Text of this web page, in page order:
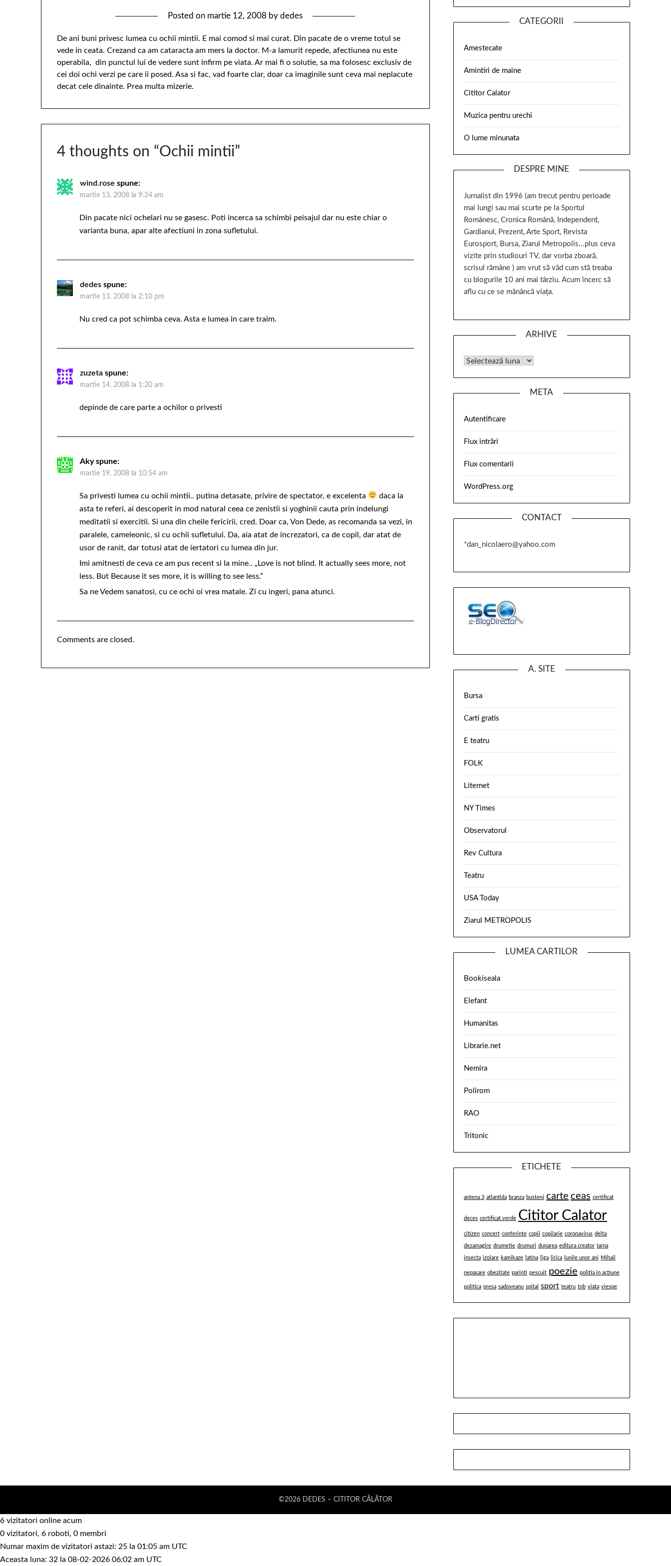
Posted on martie 12, 2008 bydedes
De ani buni privesc lumea cu ochii mintii. E mai comod si mai curat. Din pacate de o vreme totul se
vede in ceata. Crezand ca am cataracta am mers la doctor. M-a lamurit repede, afectiunea nu este
operabila, din punctul lui de vedere sunt infirm pe viata. Ar mai fi o solutie, sa ma folosesc exclusiv de
cei doi ochi verzi pe care ii posed. Asa si fac, vad foarte clar, doar ca imaginile sunt ceva mai neplacute
decat cele dinainte. Prea multa mizerie.
4 thoughts on “Ochii mintii”
wind.rose spune:
martie 13, 2008 la 9:24 am
Din pacate nici ochelari nu se gasesc. Poti incerca sa schimbi peisajul dar nu este chiar o
varianta buna, apar alte afectiuni in zona sufletului.
dedes spune:
martie 13, 2008 la 2:10 pm
Nu cred ca pot schimba ceva. Asta e lumea in care traim.
zuzeta spune:
martie 14, 2008 la 1:20 am
depinde de care parte a ochilor o privesti
Aky spune:
martie 19, 2008 la 10:54 am
Sa privesti lumea cu ochii mintii.. putina detasate, privire de spectator, e excelenta
daca la
asta te referi, ai descoperit in mod natural ceea ce zenistii si yoghinii cauta prin indelungi
meditatii si exercitii. Si una din cheile fericirii, cred. Doar ca, Von Dede, as recomanda sa vezi, in
paralele, cameleonic, si cu ochii sufletului. Da, aia atat de increzatori, ca de copil, dar atat de
usor de ranit, dar totusi atat de iertatori cu lumea din jur.
Imi amitnesti de ceva ce am pus recent si la mine.. „Love is not blind. It actually sees more, not
less. But Because it ses more, it is willing to see less.”
Sa ne Vedem sanatosi, cu ce ochi oi vrea matale. Zi cu ingeri, pana atunci.
Comments are closed.
CATEGORII
Amestecate
Amintiri de maine
Cititor Calator
Muzica pentru urechi
O lume minunata
DESPRE MINE
Jurnalist din 1996 (am trecut pentru perioade
mai lungi sau mai scurte pe la Sportul
Românesc, Cronica Română, Independent,
Gardianul, Prezent, Arte Sport, Revista
Eurosport, Bursa, Ziarul Metropolis...plus ceva
vizite prin studiouri TV, dar vorba zboară,
scrisul rămâne ) am vrut să văd cum stă treaba
cu blogurile 10 ani mai târziu. Acum încerc să
aflu cu ce se mănâncă viața.
ARHIVE
META
Autentificare
Flux intrări
Flux comentarii
WordPress.org
CONTACT
*dan_nicolaero@yahoo.com
A. SITE
Bursa
Carti gratis
E teatru
FOLK
Liternet
NY Times
Observatorul
Rev Cultura
Teatru
USA Today
Ziarul METROPOLIS
LUMEA CARTILOR
Bookiseala
Elefant
Humanitas
Librarie.net
Nemira
Polirom
RAO
Tritonic
ETICHETE
antena 3 atlantida branza busteni carte ceas certificat
deces certificat verde Cititor Calator
citizen concert conferinte copii copilarie coronavirus delta
dezamagire drumetie drumuri dunarea editura creator Iarna
insecta izolare kamikaze latina liga lirica lunile unor ani Mihail
nepasare obezitate parinti pescuit poezie politia in actiune
politica presa sadoveanu spital sport teatru tnb viata viespe
©2026 DEDES – CITITOR CĂLĂTOR
6 vizitatori online acum
0 vizitatori, 6 roboti, 0 membri
Numar maxim de vizitatori astazi: 25 la 01:05 am UTC
Aceasta luna: 32 la 08-02-2026 06:02 am UTC